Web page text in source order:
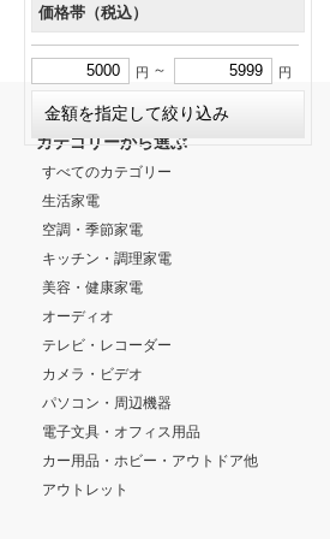
価格帯（税込）
円 ～ 円
カテゴリーから選ぶ
すべてのカテゴリー
生活家電
空調・季節家電
キッチン・調理家電
美容・健康家電
オーディオ
テレビ・レコーダー
カメラ・ビデオ
パソコン・周辺機器
電子文具・オフィス用品
カー用品・ホビー・アウトドア他
アウトレット